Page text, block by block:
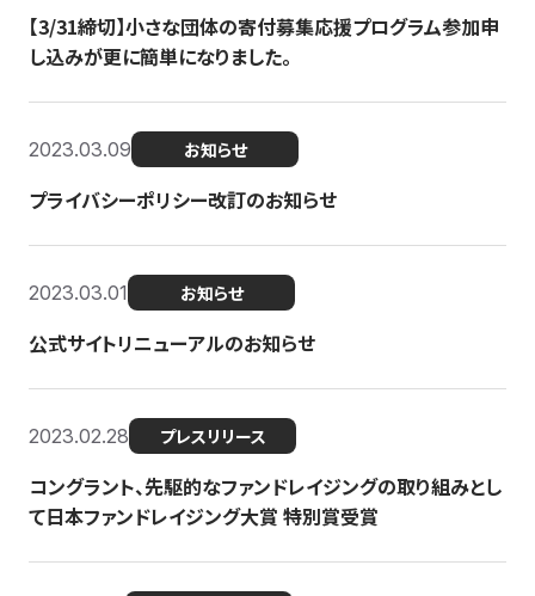
【3/31締切】小さな団体の寄付募集応援プログラム参加申
し込みが更に簡単になりました。
2023.03.09 お知らせ
プライバシーポリシー改訂のお知らせ
2023.03.01 お知らせ
公式サイトリニューアルのお知らせ
2023.02.28 プレスリリース
コングラント、先駆的なファンドレイジングの取り組みとし
て日本ファンドレイジング大賞 特別賞受賞